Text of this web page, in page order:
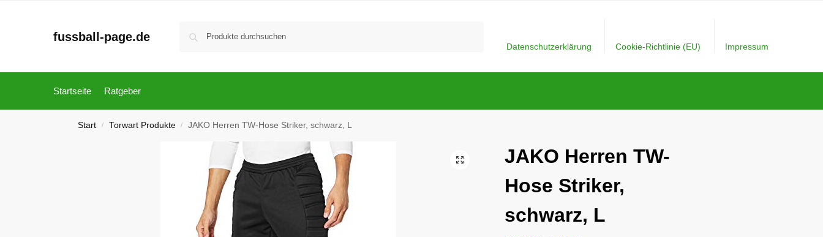
fussball-page.de
Datenschutzerklärung Cookie-Richtlinie (EU) Impressum
Startseite Ratgeber
Start / Torwart Produkte / JAKO Herren TW-Hose Striker, schwarz, L
JAKO Herren TW-
Hose Striker,
schwarz, L